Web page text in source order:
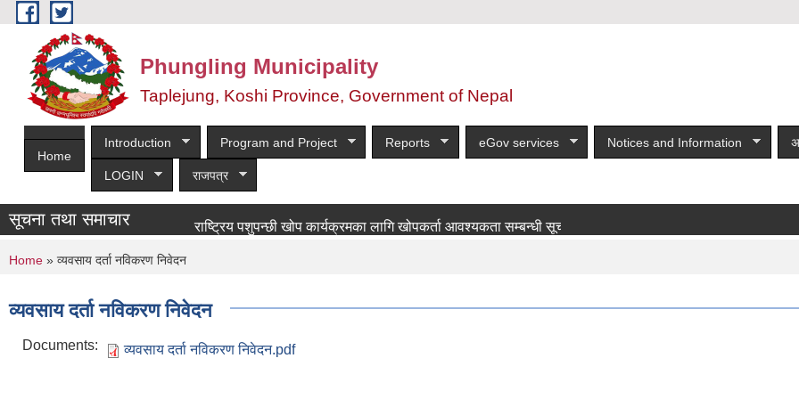
Skip to main content
Phungling Municipality
Taplejung, Koshi Province, Government of Nepal
Home
Introduction Program and Project Reports eGov services Notices and Information
LOGIN राजपत्र
सूचना तथा समाचार राष्ट्रिय पशुपन्छी खोप कार्यक्रमका लागि खोपकर्ता आवश्यकता सम्बन्धी सूचना!
You are here
Home » व्यवसाय दर्ता नविकरण निवेदन
व्यवसाय दर्ता नविकरण निवेदन
Documents: व्यवसाय दर्ता नविकरण निवेदन.pdf